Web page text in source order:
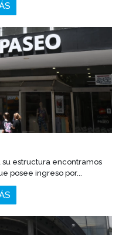
estructura encontramos
posee ingreso por...